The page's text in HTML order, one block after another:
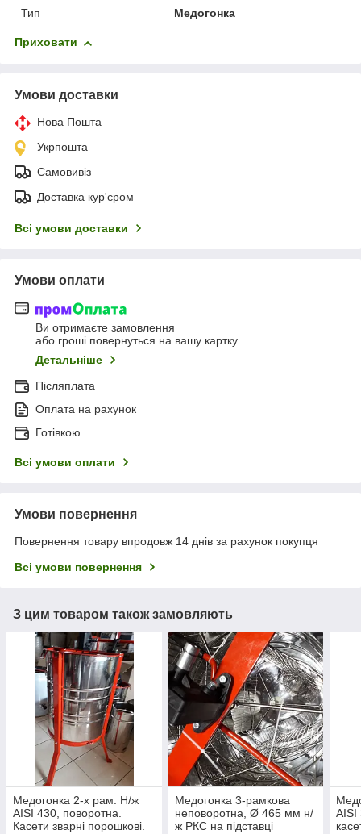
Тип
Медогонка
Приховати
Умови доставки
Нова Пошта
Укрпошта
Самовивіз
Доставка кур'єром
Всі умови доставки
Умови оплати
Ви отримаєте замовлення
або гроші повернуться на вашу картку
Детальніше
Післяплата
Оплата на рахунок
Готівкою
Всі умови оплати
Умови повернення
Повернення товару впродовж 14 днів за рахунок покупця
Всі умови повернення
З цим товаром також замовляють
Медогонка 2-х рам. Н/ж
AISI 430, поворотна.
Касети зварні порошкові.
Медогонка 3-рамкова
неповоротна, Ø 465 мм н/
ж РКС на підставці
AISI